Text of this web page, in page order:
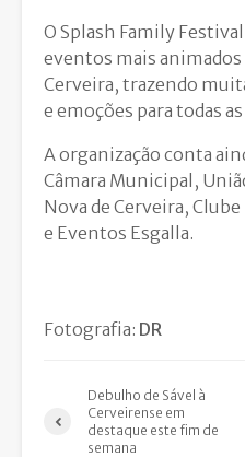
O Splash Family
eventos mais animados
Cerveira, trazendo
e emoções para todas
A organização conta
Câmara Municipal,
Nova de Cerveira,
e Eventos Esgalla.
Fotografia: DR
Debulho de Sável à
Cerveirense em
destaque este fim de
semana